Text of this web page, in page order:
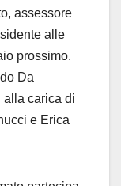
assessore
alle
prossimo.
Da
alla carica di
e Erica